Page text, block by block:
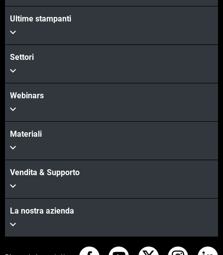
Ultime stampanti
Settori
Webinars
Materiali
Vendita & Supporto
La nostra azienda